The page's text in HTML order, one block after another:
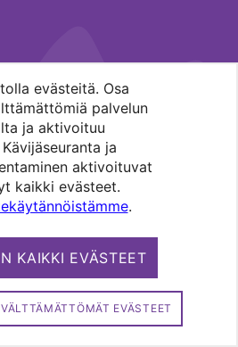
evästeitä. Osa
palvelun
ja aktivoituu
ja
aktivoituvat
kaikki evästeet.
.
KAIKKI EVÄSTEET
EVÄSTEET
MENOHAKU
media.
kaupunki. All